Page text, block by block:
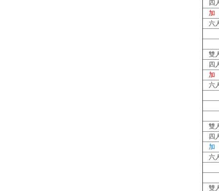
四
加
六
雙
四
加
六
雙
四
加
六
雙